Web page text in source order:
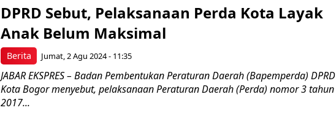
Berita
DPRD Sebut, Pelaksanaan Perda Kota Layak
Anak Belum Maksimal
Jumat, 2 Agu 2024 - 11:35
JABAR EKSPRES – Badan Pembentukan Peraturan Daerah (Bapemperda) DPRD
Kota Bogor menyebut, pelaksanaan Peraturan Daerah (Perda) nomor 3 tahun
2017...